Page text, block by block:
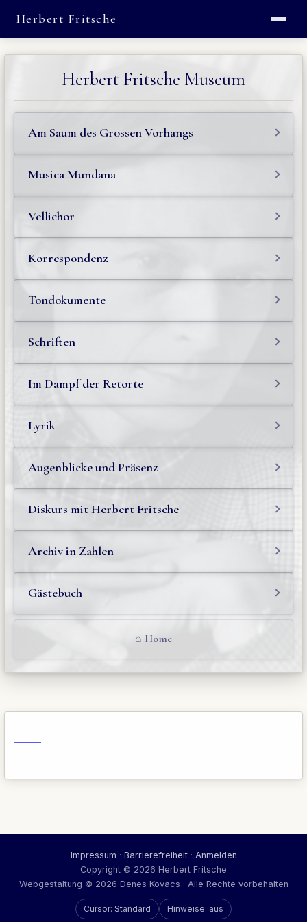
Herbert Fritsche
Herbert Fritsche Museum
Am Saum des Grossen Vorhangs
Musica Mundana
Vellichor
Korrespondenz
Tondokumente
Schriften
Im Dampf der Retorte
Lyrik
Augenblicke und Präsenz
Diskurs mit Herbert Fritsche
Archiv in Zahlen
Gästebuch
⌂ Home
Impressum · Barrierefreiheit· Anmelden
Copyright © 2026 Herbert Fritsche
Webgestaltung © 2026 Denes Kovacs · Alle Rechte vorbehalten
Cursor: Standard Hinweise: aus